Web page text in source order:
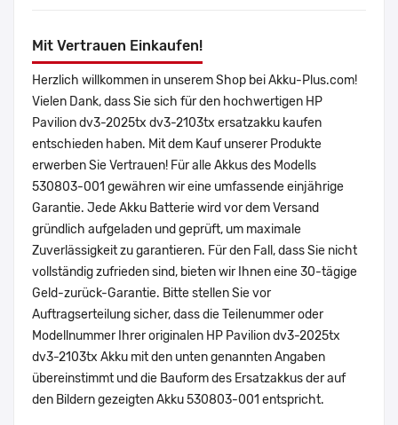
Mit Vertrauen Einkaufen!
Herzlich willkommen in unserem Shop bei Akku-Plus.com!
Vielen Dank, dass Sie sich für den hochwertigen HP
Pavilion dv3-2025tx dv3-2103tx ersatzakku kaufen
entschieden haben. Mit dem Kauf unserer Produkte
erwerben Sie Vertrauen! Für alle Akkus des Modells
530803-001 gewähren wir eine umfassende einjährige
Garantie. Jede Akku Batterie wird vor dem Versand
gründlich aufgeladen und geprüft, um maximale
Zuverlässigkeit zu garantieren. Für den Fall, dass Sie nicht
vollständig zufrieden sind, bieten wir Ihnen eine 30-tägige
Geld-zurück-Garantie. Bitte stellen Sie vor
Auftragserteilung sicher, dass die Teilenummer oder
Modellnummer Ihrer originalen HP Pavilion dv3-2025tx
dv3-2103tx Akku mit den unten genannten Angaben
übereinstimmt und die Bauform des Ersatzakkus der auf
den Bildern gezeigten Akku 530803-001 entspricht.